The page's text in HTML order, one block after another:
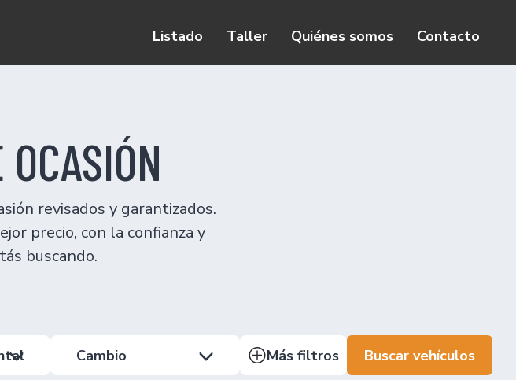
Listado Taller Quiénes somos Contacto
revisados y garantizados.
precio, con la confianza y
buscando.
Cambio Más filtros Buscar vehículos